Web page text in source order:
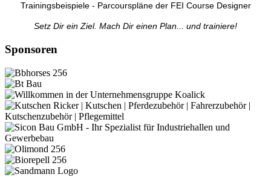
Trainingsbeispiele - Parcourspläne der FEI Course Designer
Setz Dir ein Ziel. Mach Dir einen Plan... und trainiere!
Sponsoren